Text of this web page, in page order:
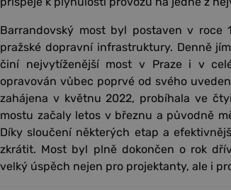
Barrandovský most byl postaven v
pražské dopravní infrastruktury. Denně
činí nejvytíženější most v Praze i v
opravován vůbec poprvé od svého
zahájena v květnu 2022, probíhala ve
mostu začaly letos v březnu a původně
Díky sloučení některých etap a
zkrátit. Most byl plně dokončen o rok
velký úspěch nejen pro projektanty, ale i